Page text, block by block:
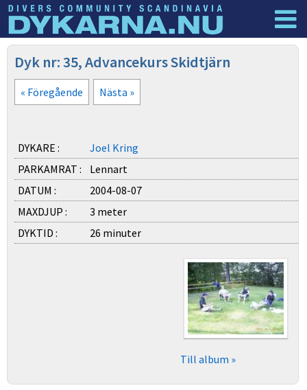
Dyknyheter
Dyk nr: 35, Advancekurs Skidtjärn
« Föregående Nästa »
DYKARE :
Joel Kring
PARKAMRAT :
Lennart
DATUM :
2004-08-07
MAXDJUP :
3 meter
DYKTID :
26 minuter
Till album »